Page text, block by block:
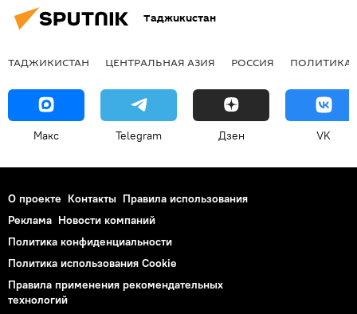
Таджикистан
ТАДЖИКИСТАН ЦЕНТРАЛЬНАЯ АЗИЯ РОССИЯ ПОЛИТИКА
Макс Telegram Дзен VK
О проекте Контакты Правила использования
Реклама Новости компаний
Политика конфиденциальности
Политика использования Cookie
Правила применения рекомендательных
технологий